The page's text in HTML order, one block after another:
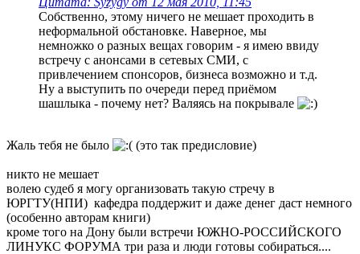
Собственно, этому ничего не мешает проходить в
неформальной обстановке. Наверное, мы
немножко о разных вещах говорим - я имею ввиду
встречу с анонсами в сетевых СМИ, с
привлечением спонсоров, бизнеса возможно и т.д.
Ну а выступить по очереди перед приёмом
шашлыка - почему нет? Валяясь на покрывале
Жаль тебя не было (это так предисловие)
никто не мешает
волею судеб я могу организовать такую стречу в
ЮРГТУ(НПИ) кафедра поддержит и даже денег даст немного
(особенно авторам книги)
кроме того на Дону были встречи ЮЖНО-РОССИЙСКОГО
ЛИНУКС ФОРУМА три раза и люди готовы собираться....